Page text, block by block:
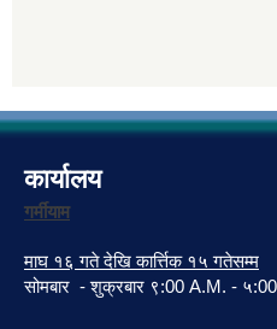
कार्यालय
गर्मीयाम
माघ १६ गते देखि कार्त्तिक १५ गतेसम्म
सोमबार - शुक्रबार ९:00 A.M. -